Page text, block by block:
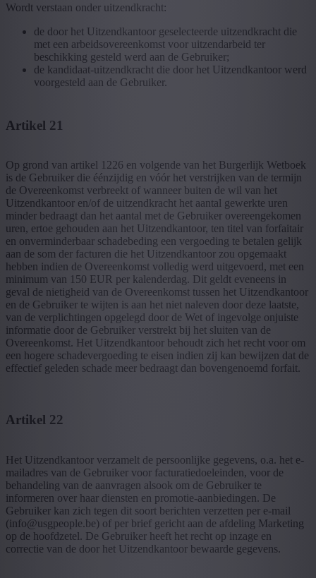
Wordt verstaan onder uitzendkracht:
de door het Uitzendkantoor geselecteerde uitzendkracht die
met een arbeidsovereenkomst voor uitzendarbeid ter
beschikking gesteld werd aan de Gebruiker;
de kandidaat-uitzendkracht die door het Uitzendkantoor werd
voorgesteld aan de Gebruiker.
Artikel 21
Op grond van artikel 1226 en volgende van het Burgerlijk Wetboek
is de Gebruiker die éénzijdig en vóór het verstrijken van de termijn
de Overeenkomst verbreekt of wanneer buiten de wil van het
Uitzendkantoor en/of de uitzendkracht het aantal gewerkte uren
minder bedraagt dan het aantal met de Gebruiker overeengekomen
uren, ertoe gehouden aan het Uitzendkantoor, ten titel van forfaitair
en onverminderbaar schadebeding een vergoeding te betalen gelijk
aan de som der facturen die het Uitzendkantoor zou opgemaakt
hebben indien de Overeenkomst volledig werd uitgevoerd, met een
minimum van 150 EUR per kalenderdag. Dit geldt eveneens in
geval de nietigheid van de Overeenkomst tussen het Uitzendkantoor
en de Gebruiker te wijten is aan het niet naleven door deze laatste,
van de verplichtingen opgelegd door de Wet of ingevolge onjuiste
informatie door de Gebruiker verstrekt bij het sluiten van de
Overeenkomst. Het Uitzendkantoor behoudt zich het recht voor om
een hogere schadevergoeding te eisen indien zij kan bewijzen dat de
effectief geleden schade meer bedraagt dan bovengenoemd forfait.
Artikel 22
Het Uitzendkantoor verzamelt de persoonlijke gegevens, o.a. het e-
mailadres van de Gebruiker voor facturatiedoeleinden, voor de
behandeling van de aanvragen alsook om de Gebruiker te
informeren over haar diensten en promotie-aanbiedingen. De
Gebruiker kan zich tegen dit soort berichten verzetten per e-mail
(info@usgpeople.be) of per brief gericht aan de afdeling Marketing
op de hoofdzetel. De Gebruiker heeft het recht op inzage en
correctie van de door het Uitzendkantoor bewaarde gegevens.